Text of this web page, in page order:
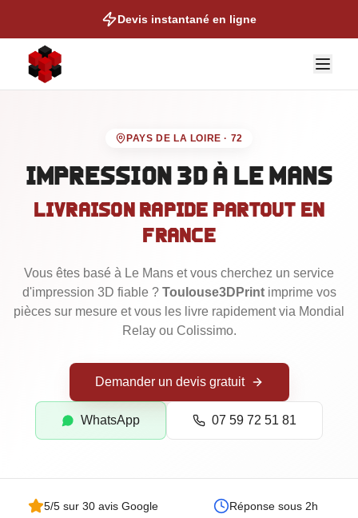
Devis instantané en ligne
NOS EXPERTISES
Cosplay & Props
Figurines & Collection
Talonettes de Ski
Trophées Personnalisés
Maquettes d'Architecture
PAYS DE LA LOIRE · 72
Impression 3D à Le Mans
Livraison rapide partout en
France
Vous êtes basé à Le Mans et vous cherchez un service
d'impression 3D fiable ? Toulouse3DPrintimprime vos
pièces sur mesure et vous les livre rapidement via Mondial
Relay ou Colissimo.
Demander un devis gratuit
WhatsApp 07 59 72 51 81
5/5 sur 30 avis Google Réponse sous 2h